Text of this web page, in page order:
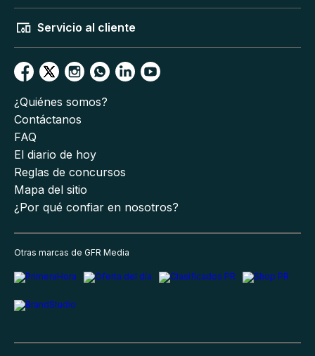
Servicio al cliente
¿Quiénes somos?
Contáctanos
FAQ
El diario de hoy
Reglas de concursos
Mapa del sitio
¿Por qué confiar en nosotros?
Otras marcas de GFR Media